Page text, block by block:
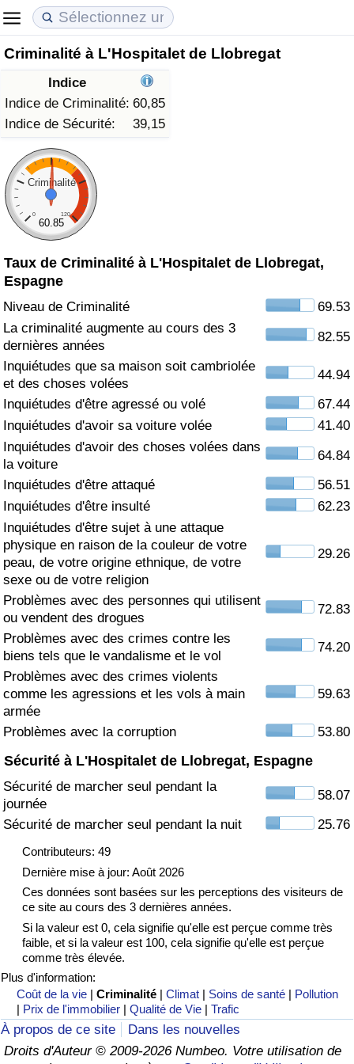
Criminalité à L'Hospitalet de Llobregat
Indice
Indice de Criminalité: 60,85
Indice de Sécurité:
39,15
Criminalité
0 120
60.85
Taux de Criminalité à L'Hospitalet de Llobregat,
Espagne
Niveau de Criminalité
69.53
La criminalité augmente au cours des 3
dernières années
82.55
Inquiétudes que sa maison soit cambriolée
et des choses volées
44.94
Inquiétudes d'être agressé ou volé
67.44
Inquiétudes d'avoir sa voiture volée
41.40
Inquiétudes d'avoir des choses volées dans
la voiture
64.84
Inquiétudes d'être attaqué
56.51
Inquiétudes d'être insulté
62.23
Inquiétudes d'être sujet à une attaque
physique en raison de la couleur de votre
peau, de votre origine ethnique, de votre
sexe ou de votre religion
29.26
Problèmes avec des personnes qui utilisent
ou vendent des drogues
72.83
Problèmes avec des crimes contre les
biens tels que le vandalisme et le vol
74.20
Problèmes avec des crimes violents
comme les agressions et les vols à main
armée
59.63
Problèmes avec la corruption 53.80
Sécurité à L'Hospitalet de Llobregat, Espagne
Sécurité de marcher seul pendant la
journée
58.07
Sécurité de marcher seul pendant la nuit
25.76
Contributeurs: 49
Dernière mise à jour: Août 2026
Ces données sont basées sur les perceptions des visiteurs de
ce site au cours des 3 dernières années.
Si la valeur est 0, cela signifie qu'elle est perçue comme très
faible, et si la valeur est 100, cela signifie qu'elle est perçue
comme très élevée.
Plus d'information:
Coût de la vie |Criminalité |Climat | Soins de santé | Pollution
| Prix de l'immobilier |Qualité de Vie |Trafic
À propos de ce site
Dans les nouvelles
Droits d'Auteur © 2009-2026 Numbeo. Votre utilisation de
Coût de la vie
Indice du Coût de la Vie (Actuel)
Indice du Coût de la Vie
Indice du coût de la vie par pays
à Akaba
Prix de l'immobilier
Indice des Prix de l'immobilier (Actuel)
Indice des Prix de l'immobilier
Indice des Prix de l'immobilier par Pays
Qualité de Vie
Indice de Qualité de Vie
Indice de Qualité de Vie (Actuel)
Indice de qualité de vie par pays
Criminalité
Indice de Criminalité (Actuel)
Indice de Criminalité
Indice de criminalité par pays
Soins de santé
Indice des soins de santé (Actuel)
Indice des soins de santé
Indice des soins de santé par Pays
Pollution
Indice de Pollution (Actuel)
Indice de pollution
Indice de Pollution par Pays
Trafic
Indice de Trafic (Actuel)
Indice de Trafic par Pays